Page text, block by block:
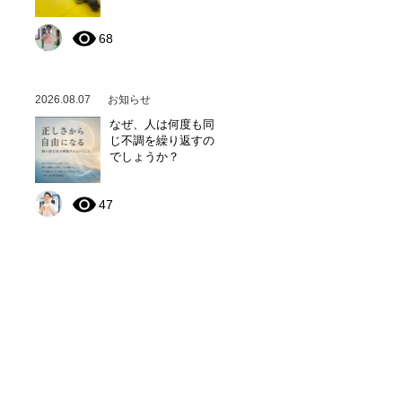
68
2026.08.07 お知らせ
なぜ、人は何度も同
じ不調を繰り返すの
でしょうか？
47